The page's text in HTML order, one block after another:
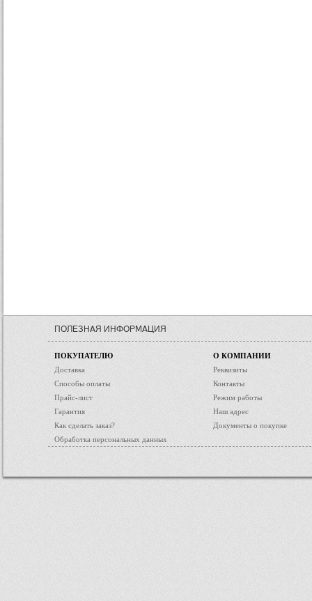
ПОЛЕЗНАЯ ИНФОРМАЦИЯ
ПОКУПАТЕЛЮ
Доставка
Способы оплаты
Прайс-лист
Гарантия
Как сделать заказ?
Обработка персональных данных
О КОМПАНИИ
Реквизиты
Контакты
Режим работы
Наш адрес
Документы о покупке